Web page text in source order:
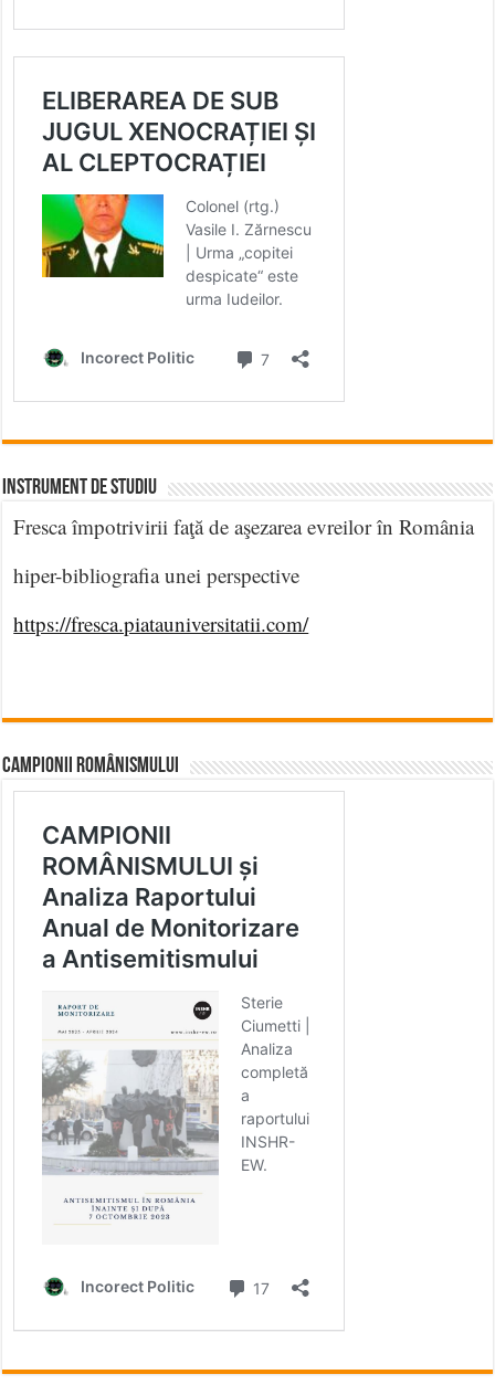
INSTRUMENT DE STUDIU
Fresca împotrivirii faţă de aşezarea evreilor în România
hiper-bibliografia unei perspective
https://fresca.piatauniversitatii.com/
CAMPIONII ROMÂNISMULUI